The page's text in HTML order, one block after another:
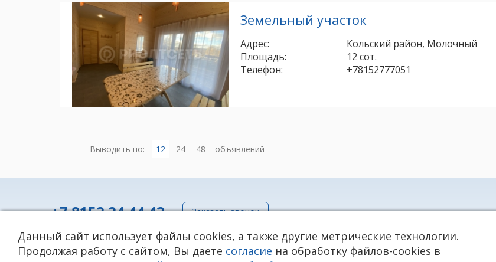
Земельный участок
Адрес:
Кольский район, Молочный
Площадь:
12 сот.
Телефон:
+78152777051
Выводить по: 12 24 48 объявлений
+7 8152 24 44 42 Заказать звонок
Политика в отношении обработки персональных данных
© 2005 - 2026 ООО
телефон единой линии
Использование
Данный сайт использует файлы cookies, а также другие метрические технологии.
Продолжая работу с сайтом, Вы даете согласие на обработку файлов-cookies в